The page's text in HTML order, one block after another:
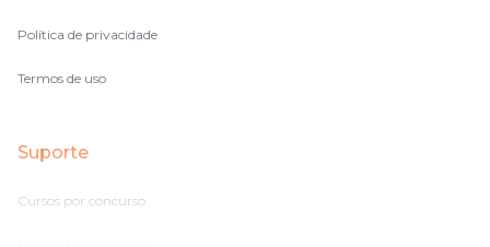
Política de privacidade
Termos de uso
Suporte
Cursos por concurso